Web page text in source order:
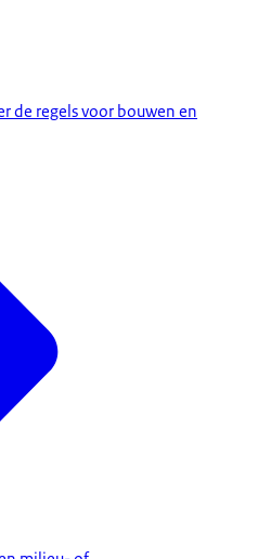
de regels voor bouwen en